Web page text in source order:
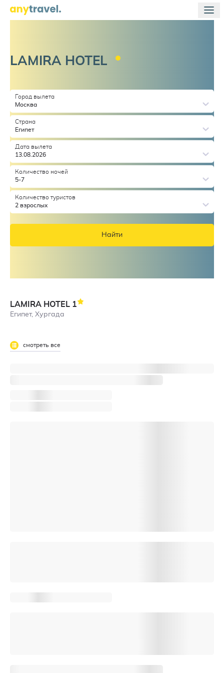
LAMIRA HOTEL
Город вылета
Москва
Страна
Египет
Дата вылета
13.08.2026
Количество ночей
5-7
Количество туристов
2 взрослых
Найти
LAMIRA HOTEL 1
Египет, Хургада
смотреть все